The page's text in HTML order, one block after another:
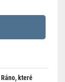
Ráno, které